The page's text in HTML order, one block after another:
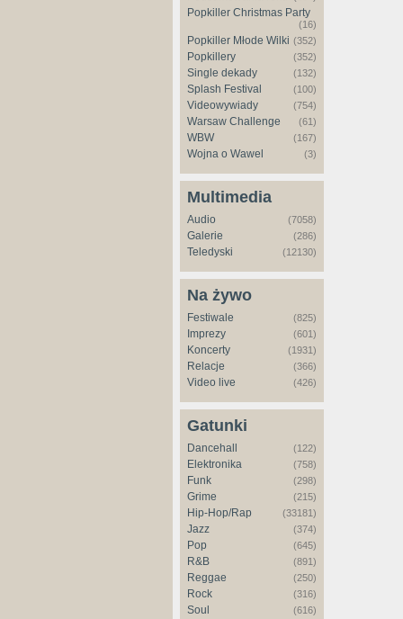
Popkiller Christmas Party
(16)
Popkiller Młode Wilki (352)
Popkillery (352)
Single dekady (132)
Splash Festival (100)
Videowywiady (754)
Warsaw Challenge (61)
WBW (167)
Wojna o Wawel (3)
Multimedia
Audio (7058)
Galerie (286)
Teledyski (12130)
Na żywo
Festiwale (825)
Imprezy (601)
Koncerty (1931)
Relacje (366)
Video live (426)
Gatunki
Dancehall (122)
Elektronika (758)
Funk (298)
Grime (215)
Hip-Hop/Rap (33181)
Jazz (374)
Pop (645)
R&B (891)
Reggae (250)
Rock (316)
Soul (616)